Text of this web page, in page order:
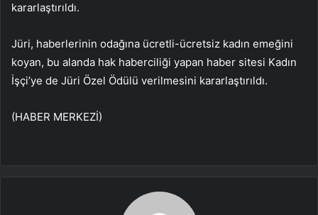
kararlaştırıldı.
Jüri, haberlerinin odağına ücretli-ücretsiz kadın emeğini
koyan, bu alanda hak haberciliği yapan haber sitesi Kadın
İşçi’ye de Jüri Özel Ödülü verilmesini kararlaştırıldı.
(HABER MERKEZİ)